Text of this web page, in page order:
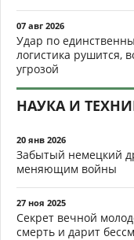
07 авг 2026
Удар по
логистика рушится,
угрозой
НАУКА И
20 янв 2026
Забытый немецкий
меняющим войны
27 ноя 2025
Секрет вечной
смерть и дарит